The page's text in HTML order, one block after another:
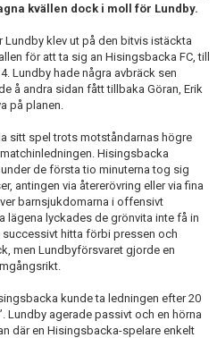
kvällen dock i moll för Lundby.
Lundby klev ut på den bitvis istäckta
för att ta sig an Hisingsbacka FC, till
Lundby hade några avbräck sen
å andra sidan fått tillbaka Göran, Erik
på planen.
sitt spel trots motståndarnas högre
Hisingsbacka
de första tio minuterna tog sig
antingen via återerövring eller via fina
barnsjukdomarna i offensivt
lägena lyckades de grönvita inte få in
hitta förbi pressen och
men Lundbyförsvaret gjorde en
kunde ta ledningen efter 20
Lundby agerade passivt och en hörna
där en Hisingsbacka-spelare enkelt